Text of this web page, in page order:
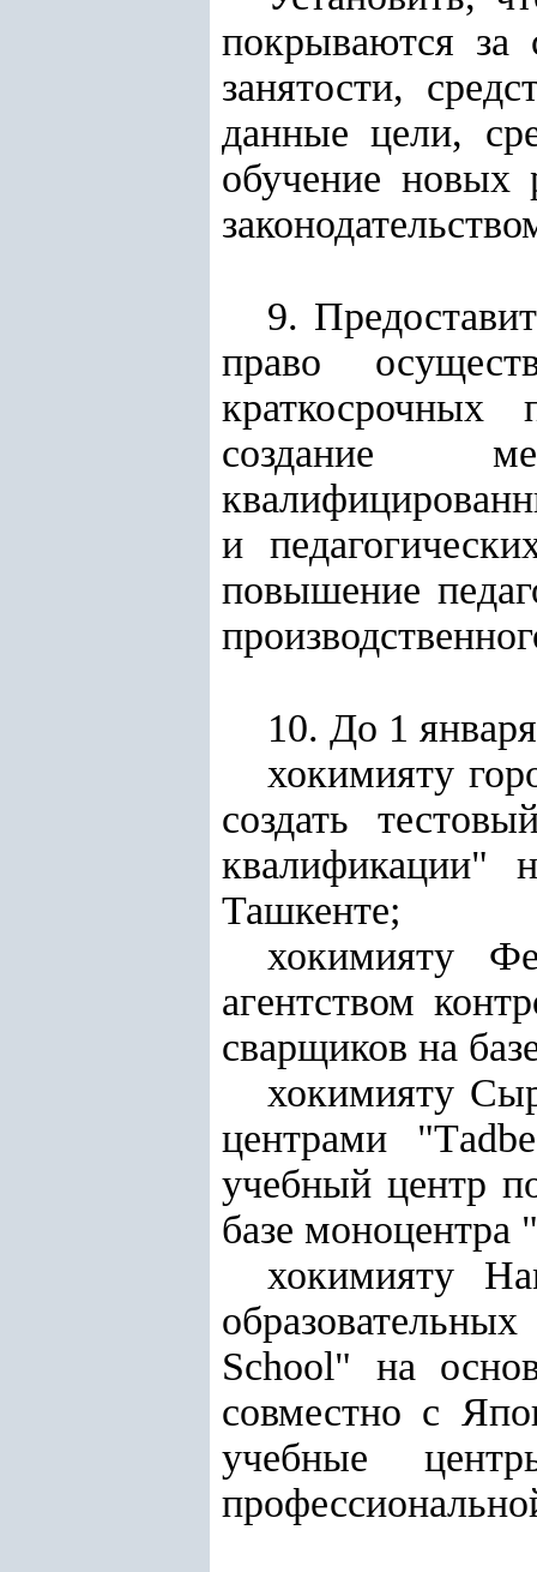
покрываются за
занятости,
данные цели,
обучение новых
9.
право
создание
и
повышение
10. До 1
хокимияту
создать
квалификации"
Ташкенте;
хокимияту
агентством
сварщиков на
хокимияту
центрами
учебный центр
базе моноцентра
хокимияту
School" на
совместно с
учебные